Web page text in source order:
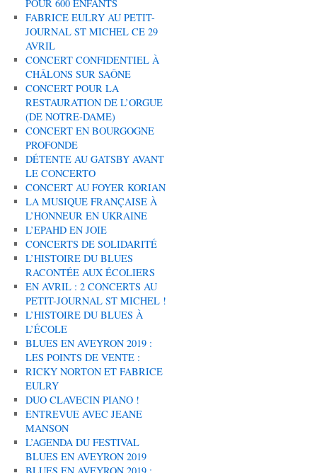
POUR 600 ENFANTS
FABRICE EULRY AU PETIT-
JOURNAL ST MICHEL CE 29
AVRIL
CONCERT CONFIDENTIEL À
CHÂLONS SUR SAÔNE
CONCERT POUR LA
RESTAURATION DE L’ORGUE
(DE NOTRE-DAME)
CONCERT EN BOURGOGNE
PROFONDE
DÉTENTE AU GATSBY AVANT
LE CONCERTO
CONCERT AU FOYER KORIAN
LA MUSIQUE FRANÇAISE À
L’HONNEUR EN UKRAINE
L’EPAHD EN JOIE
CONCERTS DE SOLIDARITÉ
L’HISTOIRE DU BLUES
RACONTÉE AUX ÉCOLIERS
EN AVRIL : 2 CONCERTS AU
PETIT-JOURNAL ST MICHEL !
L’HISTOIRE DU BLUES À
L’ÉCOLE
BLUES EN AVEYRON 2019 :
LES POINTS DE VENTE :
RICKY NORTON ET FABRICE
EULRY
DUO CLAVECIN PIANO !
ENTREVUE AVEC JEANE
MANSON
L’AGENDA DU FESTIVAL
BLUES EN AVEYRON 2019